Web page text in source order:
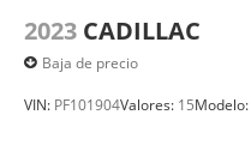
2023 CADILLAC
Baja de precio
VIN: PF101904Valores: 15Modelo: